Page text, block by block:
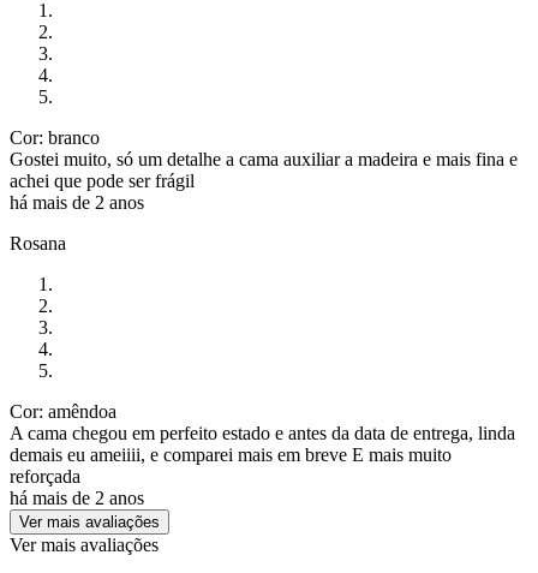
Cor: branco
Gostei muito, só um detalhe a cama auxiliar a madeira e mais fina e
achei que pode ser frágil
há mais de 2 anos
Rosana
Cor: amêndoa
A cama chegou em perfeito estado e antes da data de entrega, linda
demais eu ameiiii, e comparei mais em breve E mais muito
reforçada
há mais de 2 anos
Ver mais avaliações
Ver mais avaliações